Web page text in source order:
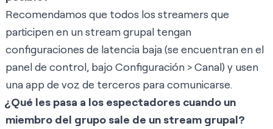
Recomendamos que todos los streamers que
participen en un stream grupal tengan
configuraciones de latencia baja (se encuentran en el
panel de control, bajo Configuración > Canal) y usen
una app de voz de terceros para comunicarse.
¿Qué les pasa a los espectadores cuando un
miembro del grupo sale de un stream grupal?